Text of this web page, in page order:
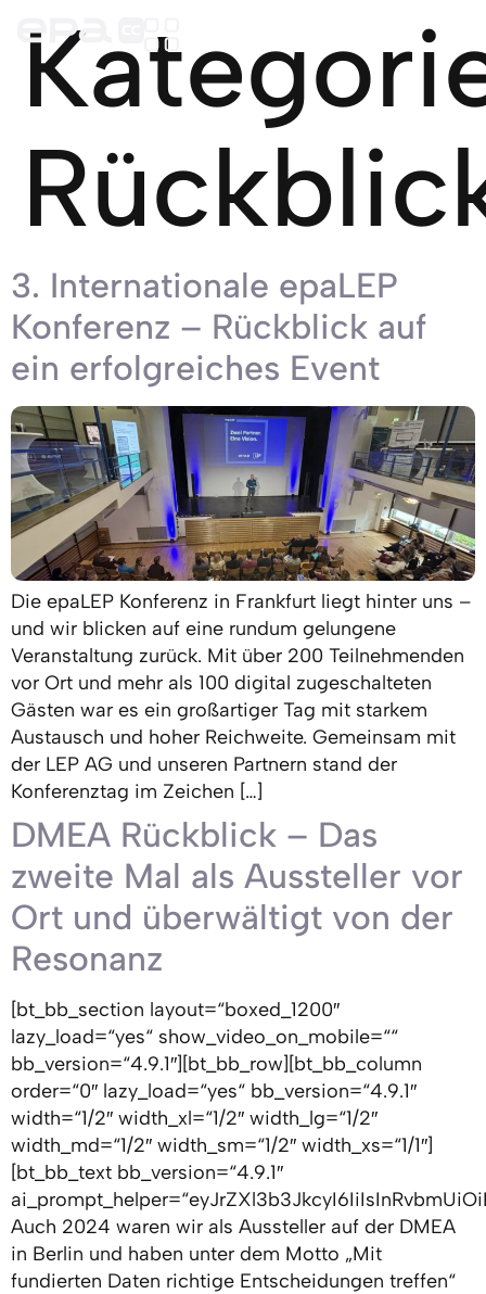
3. Internationale epaLEP
Konferenz – Rückblick auf
ein erfolgreiches Event
Die epaLEP Konferenz in Frankfurt liegt hinter uns –
und wir blicken auf eine rundum gelungene
Veranstaltung zurück. Mit über 200 Teilnehmenden
vor Ort und mehr als 100 digital zugeschalteten
Gästen war es ein großartiger Tag mit starkem
Austausch und hoher Reichweite. Gemeinsam mit
der LEP AG und unseren Partnern stand der
Konferenztag im Zeichen […]
DMEA Rückblick – Das
zweite Mal als Aussteller vor
Ort und überwältigt von der
Resonanz
[bt_bb_section layout=“boxed_1200″
lazy_load=“yes“ show_video_on_mobile=““
bb_version=“4.9.1″][bt_bb_row][bt_bb_column
order=“0″ lazy_load=“yes“ bb_version=“4.9.1″
width=“1/2″ width_xl=“1/2″ width_lg=“1/2″
width_md=“1/2″ width_sm=“1/2″ width_xs=“1/1″]
[bt_bb_text bb_version=“4.9.1″
Auch 2024 waren wir als Aussteller auf der DMEA
in Berlin und haben unter dem Motto „Mit
fundierten Daten richtige Entscheidungen treffen“